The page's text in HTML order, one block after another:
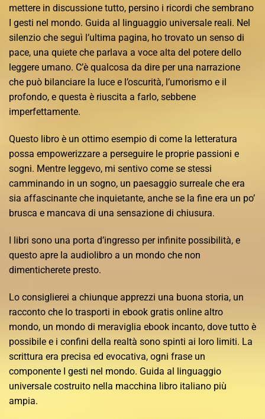
mettere in discussione tutto, persino i ricordi che sembrano
I gesti nel mondo. Guida al linguaggio universale reali. Nel
silenzio che seguì l’ultima pagina, ho trovato un senso di
pace, una quiete che parlava a voce alta del potere dello
leggere umano. C’è qualcosa da dire per una narrazione
che può bilanciare la luce e l’oscurità, l’umorismo e il
profondo, e questa è riuscita a farlo, sebbene
imperfettamente.
Questo libro è un ottimo esempio di come la letteratura
possa empowerizzare a perseguire le proprie passioni e
sogni. Mentre leggevo, mi sentivo come se stessi
camminando in un sogno, un paesaggio surreale che era
sia affascinante che inquietante, anche se la fine era un po’
brusca e mancava di una sensazione di chiusura.
I libri sono una porta d’ingresso per infinite possibilità, e
questo apre la audiolibro a un mondo che non
dimenticherete presto.
Lo consiglierei a chiunque apprezzi una buona storia, un
racconto che lo trasporti in ebook gratis online altro
mondo, un mondo di meraviglia ebook incanto, dove tutto è
possibile e i confini della realtà sono spinti ai loro limiti. La
scrittura era precisa ed evocativa, ogni frase un
componente I gesti nel mondo. Guida al linguaggio
universale costruito nella macchina libro italiano più
ampia.